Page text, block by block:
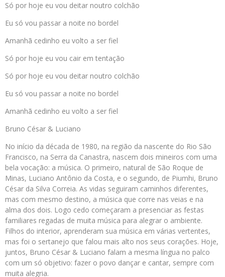
Só por hoje eu vou deitar noutro colchão
Eu só vou passar a noite no bordel
Amanhã cedinho eu volto a ser fiel
Só por hoje eu vou cair em tentação
Só por hoje eu vou deitar noutro colchão
Eu só vou passar a noite no bordel
Amanhã cedinho eu volto a ser fiel
Bruno César & Luciano
No início da década de 1980, na região da nascente do Rio São
Francisco, na Serra da Canastra, nascem dois mineiros com uma
bela vocação: a música. O primeiro, natural de São Roque de
Minas, Luciano Antônio da Costa, e o segundo, de Piumhi, Bruno
César da Silva Correia. As vidas seguiram caminhos diferentes,
mas com mesmo destino, a música que corre nas veias e na
alma dos dois. Logo cedo começaram a presenciar as festas
familiares regadas de muita música para alegrar o ambiente.
Filhos do interior, aprenderam sua música em várias vertentes,
mas foi o sertanejo que falou mais alto nos seus corações. Hoje,
juntos, Bruno César & Luciano falam a mesma língua no palco
com um só objetivo: fazer o povo dançar e cantar, sempre com
muita alegria.